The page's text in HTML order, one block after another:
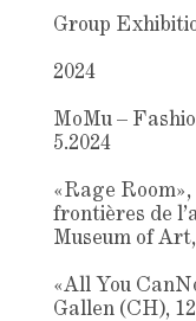
Group
2024
MoMu –
5.2024
«Rage Room»,
frontières de
Museum of
«All You
Gallen (CH),